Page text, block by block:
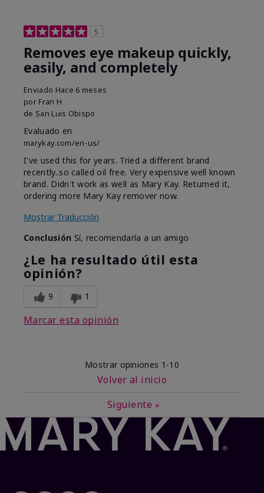
5
Removes eye makeup quickly,
easily, and completely
Enviado Hace 6 meses
por Fran H
de San Luis Obispo
Evaluado en
marykay.com/en-us/
I've used this for years. Tried a different brand
recently..so called oil free. Very expensive well known
brand. Didn't work as well as Mary Kay. Returned it,
ordering more Mary Kay remover now.
Mostrar Traducción
Conclusión Sí, recomendaría a un amigo
¿Le ha resultado útil esta
opinión?
9 1
Marcar esta opinión
Mostrar opiniones 1-10
Volver al inicio
Siguiente »